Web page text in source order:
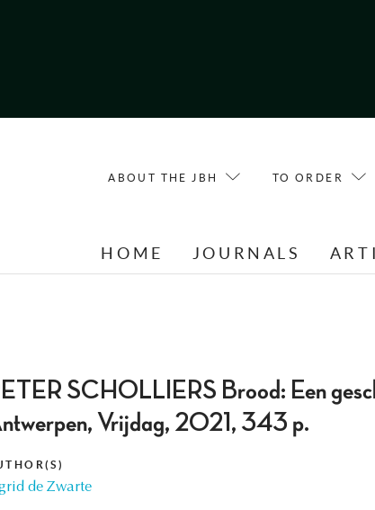
ABOUT THE JBH TO ORDER
HOME JOURNALS
SCHOLLIERS Brood: Een
Vrijdag, 2021, 343 p.
de Zwarte